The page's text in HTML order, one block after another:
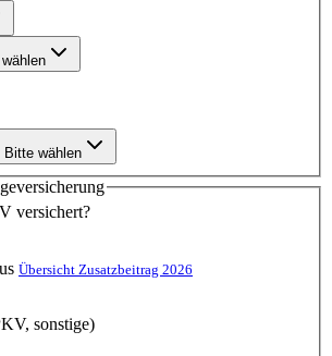
Bitte wählen
versichert?
Übersicht Zusatzbeitrag 2026
sonstige)